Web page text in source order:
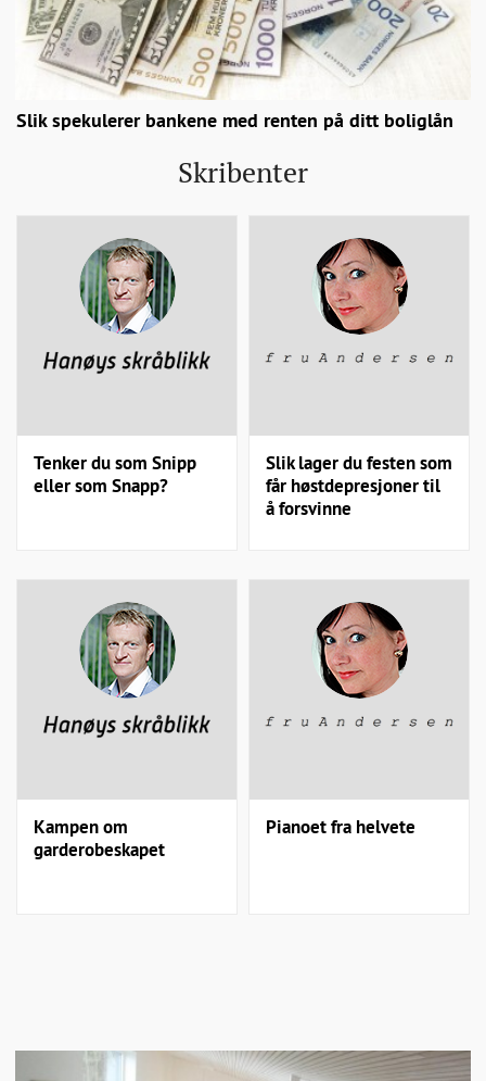
Slik spekulerer bankene med renten på ditt boliglån
Skribenter
Tenker du som Snipp
eller som Snapp?
Slik lager du festen som
får høstdepresjoner til
å forsvinne
Kampen om
garderobeskapet
Pianoet fra helvete